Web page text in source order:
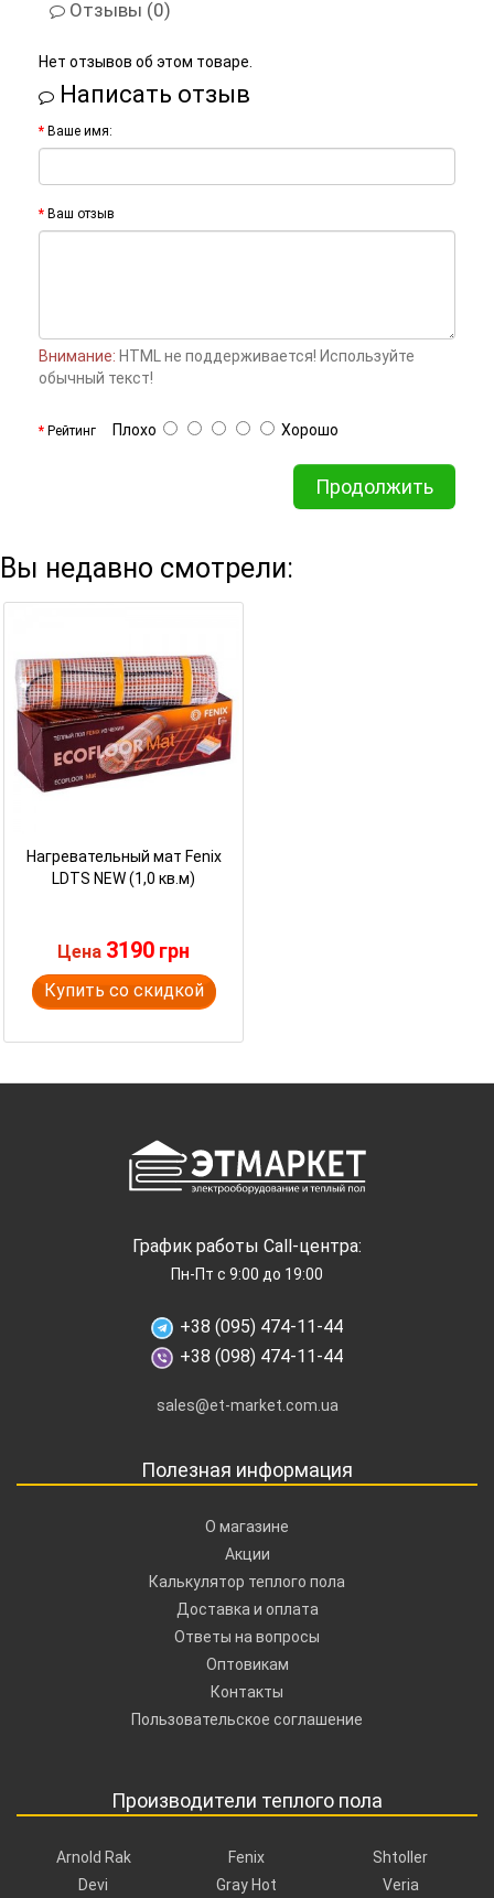
Отзывы (0)
Нет отзывов об этом товаре.
Написать отзыв
Ваше имя:
Ваш отзыв
Внимание: HTML не поддерживается! Используйте
обычный текст!
Рейтинг Плохо Хорошо
Продолжить
Вы недавно смотрели:
Нагревательный мат Fenix
LDTS NEW (1,0 кв.м)
Цена 3190 грн
Купить со скидкой
График работы Call-центра:
Пн-Пт с 9:00 до 19:00
+38 (095) 474-11-44
+38 (098) 474-11-44
sales@et-market.com.ua
Полезная информация
О магазине
Акции
Калькулятор теплого пола
Доставка и оплата
Ответы на вопросы
Оптовикам
Контакты
Пользовательское соглашение
Производители теплого пола
Arnold Rak
Devi
Fenix
Gray Hot
Shtoller
Veria